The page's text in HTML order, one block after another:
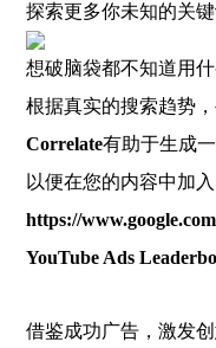
探索更多你未知的关
想破脑袋都不知道用
根据真实的搜索趋势
Correlate有助于生成
以便在您的内容中加
https://
YouTube Ads
借鉴成功广告，激发